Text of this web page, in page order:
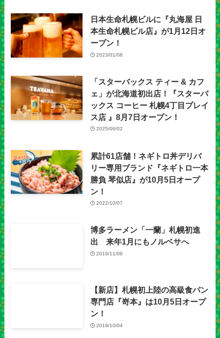
日本生命札幌ビルに『丸海屋 日
本生命札幌ビル店』が1月12日オ
ープン！
2023/01/08
「スターバックス ティー & カフ
ェ」が北海道初出店！『スターバ
ックス コーヒー 札幌4丁目プレイ
ス店 』8月7日オープン！
2025/06/02
累計61店舗！ネギトロ丼デリバ
リー専用ブランド『ネギトロ一本
勝負 琴似店』が10月5日オープ
ン！
2022/10/07
博多ラーメン「一蘭」札幌初進
出 来年1月にもノルベサへ
2019/11/06
【新店】札幌初上陸の高級食パン
専門店『嵜本』は10月5日オープ
ン！
2019/10/04